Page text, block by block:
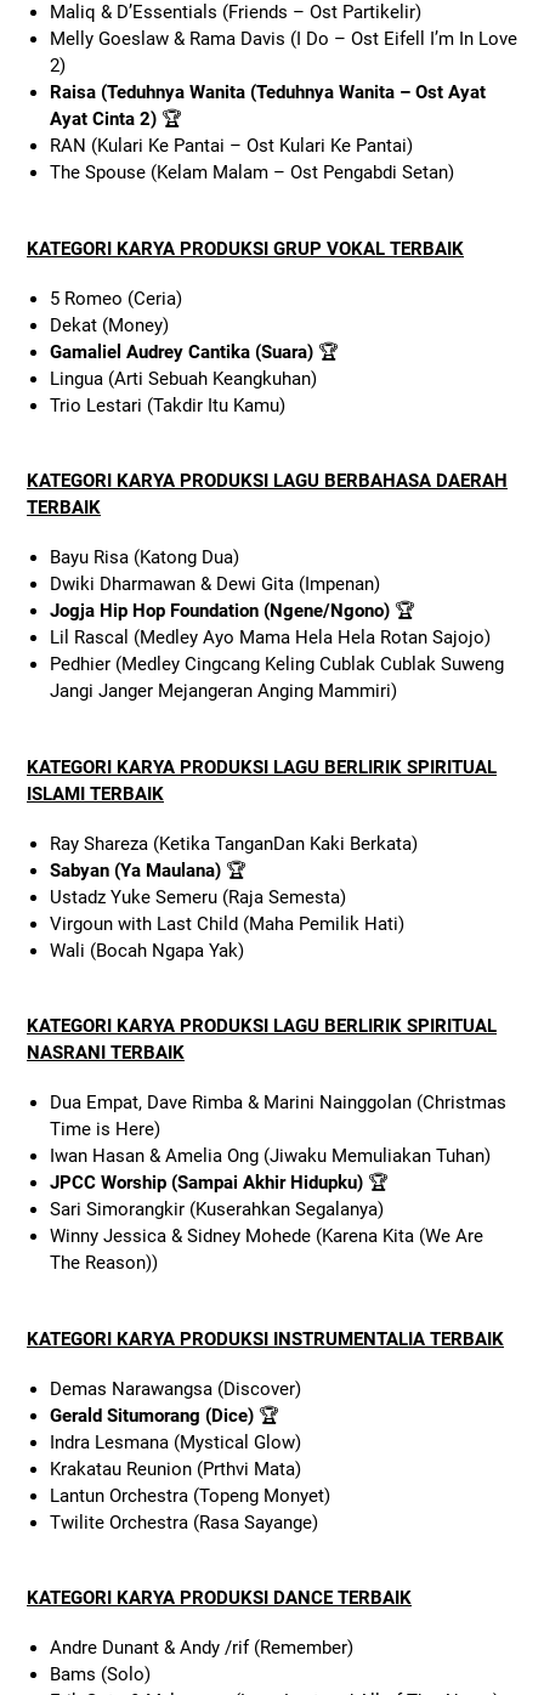
Maliq & D’Essentials (Friends – Ost Partikelir)
Melly Goeslaw & Rama Davis (I Do – Ost Eifell I’m In Love
2)
Raisa (Teduhnya Wanita (Teduhnya Wanita – Ost Ayat
Ayat Cinta 2)🏆
RAN (Kulari Ke Pantai – Ost Kulari Ke Pantai)
The Spouse (Kelam Malam – Ost Pengabdi Setan)
KATEGORI KARYA PRODUKSI GRUP VOKAL TERBAIK
5 Romeo (Ceria)
Dekat (Money)
Gamaliel Audrey Cantika (Suara)🏆
Lingua (Arti Sebuah Keangkuhan)
Trio Lestari (Takdir Itu Kamu)
KATEGORI KARYA PRODUKSI LAGU BERBAHASA DAERAH
TERBAIK
Bayu Risa (Katong Dua)
Dwiki Dharmawan & Dewi Gita (Impenan)
Jogja Hip Hop Foundation (Ngene/Ngono)🏆
Lil Rascal (Medley Ayo Mama Hela Hela Rotan Sajojo)
Pedhier (Medley Cingcang Keling Cublak Cublak Suweng
Jangi Janger Mejangeran Anging Mammiri)
KATEGORI KARYA PRODUKSI LAGU BERLIRIK SPIRITUAL
ISLAMI TERBAIK
Ray Shareza (Ketika TanganDan Kaki Berkata)
Sabyan (Ya Maulana)🏆
Ustadz Yuke Semeru (Raja Semesta)
Virgoun with Last Child (Maha Pemilik Hati)
Wali (Bocah Ngapa Yak)
KATEGORI KARYA PRODUKSI LAGU BERLIRIK SPIRITUAL
NASRANI TERBAIK
Dua Empat, Dave Rimba & Marini Nainggolan (Christmas
Time is Here)
Iwan Hasan & Amelia Ong (Jiwaku Memuliakan Tuhan)
JPCC Worship (Sampai Akhir Hidupku)🏆
Sari Simorangkir (Kuserahkan Segalanya)
Winny Jessica & Sidney Mohede (Karena Kita (We Are
The Reason))
KATEGORI KARYA PRODUKSI INSTRUMENTALIA TERBAIK
Demas Narawangsa (Discover)
Gerald Situmorang (Dice)🏆
Indra Lesmana (Mystical Glow)
Krakatau Reunion (Prthvi Mata)
Lantun Orchestra (Topeng Monyet)
Twilite Orchestra (Rasa Sayange)
KATEGORI KARYA PRODUKSI DANCE TERBAIK
Andre Dunant & Andy /rif (Remember)
Bams (Solo)